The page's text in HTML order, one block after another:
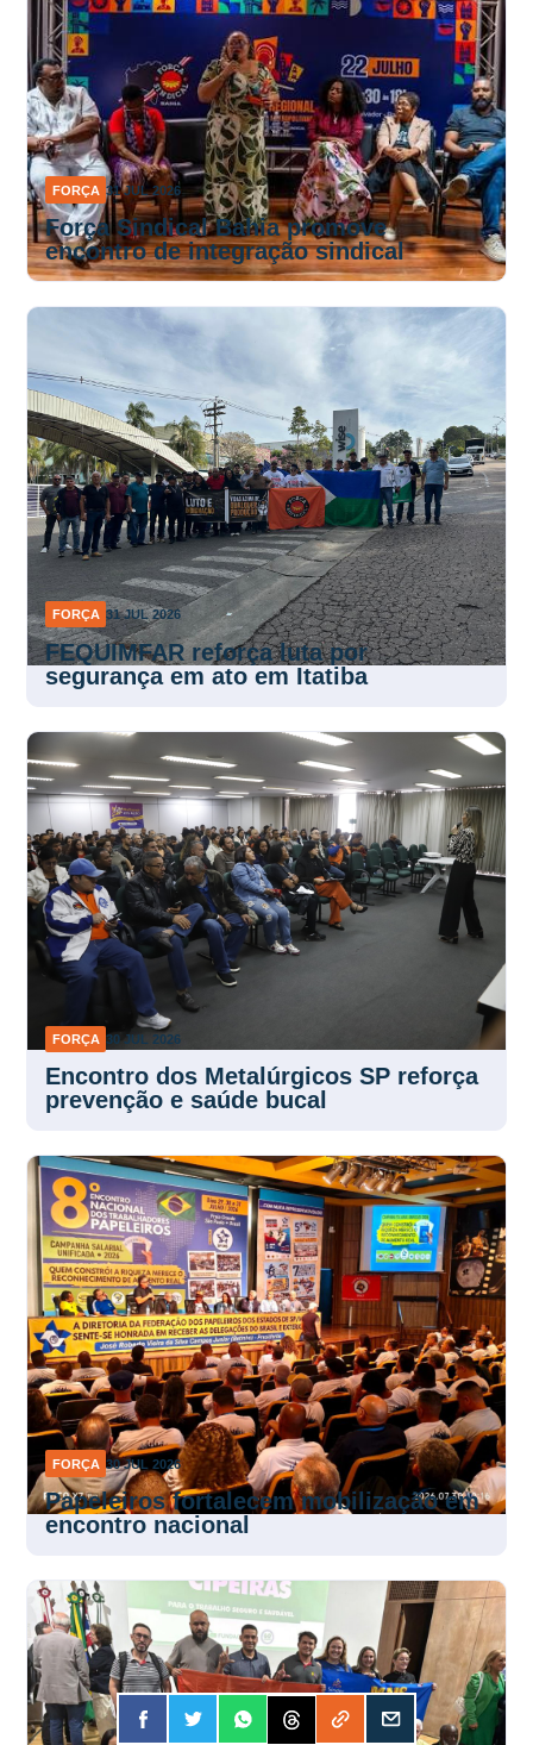
FORÇA 31 JUL 2026
Força Sindical Bahia promove
encontro de integração sindical
FORÇA 31 JUL 2026
FEQUIMFAR reforça luta por
segurança em ato em Itatiba
FORÇA 30 JUL 2026
Encontro dos Metalúrgicos SP reforça
prevenção e saúde bucal
FORÇA 30 JUL 2026
Papeleiros fortalecem mobilização em
encontro nacional